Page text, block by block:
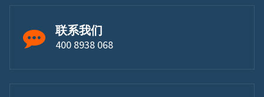
联系我们
400 8938 068